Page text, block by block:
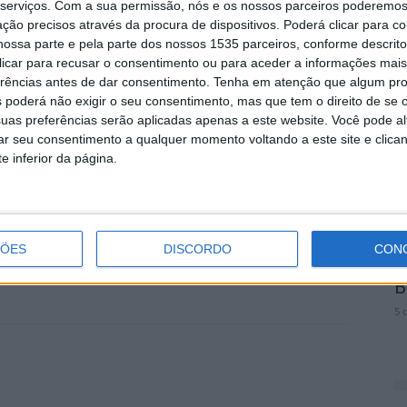
Com a sua permissão, nós e os nossos parceiros
precisos através da procura de dispositivos. Poderá clicar para
parte e pela parte dos nossos 1535 parceiros, conforme
para recusar o consentimento ou para aceder a informações
antes de dar consentimento. Tenha em atenção que algum
poderá não exigir o seu consentimento, mas que tem o direito de se
preferências serão aplicadas apenas a este website. Você pode
seu consentimento a qualquer momento voltando a este site e
inferior da página.
DISCORDO
se com os outputs deste projeto,
produzido, mostrar o alcance da investigação
em termos de desenvolvimento do projeto do
este projeto conta com a Faculdade de
de Lisboa, o Município de Idanha-a-Nova e a
como parceiros institucionais, e será
locais, os agentes económicos e
5
5